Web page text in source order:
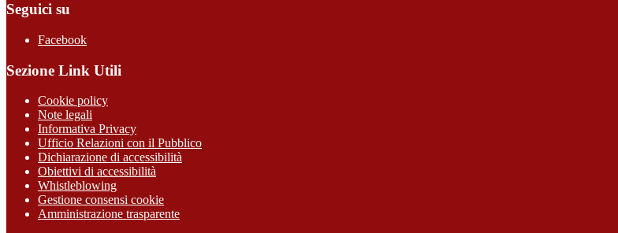
Seguici su
Facebook
Sezione Link Utili
Cookie policy
Note legali
Informativa Privacy
Ufficio Relazioni con il Pubblico
Dichiarazione di accessibilità
Obiettivi di accessibilità
Whistleblowing
Gestione consensi cookie
Amministrazione trasparente